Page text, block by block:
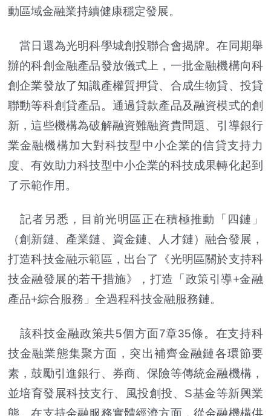
動區域金融業持續健康穩定發展。
當日還為光明科學城創投聯合會揭牌。在同期舉
辦的科創金融產品發放儀式上，一批金融機構向科
創企業發放了知識產權質押貸、合成生物貸、投貸
聯動等科創貸產品。通過貸款產品及融資模式的創
新，這些機構為破解融資難融資貴問題、引導銀行
業金融機構加大對科技型中小企業的信貸支持力
度、有效助力科技型中小企業的科技成果轉化起到
了示範作用。
記者另悉，目前光明區正在積極推動「四鏈」
（創新鏈、產業鏈、資金鏈、人才鏈）融合發展，
打造科技金融示範區，出台了《光明區關於支持科
技金融發展的若干措施》，打造「政策引導+金融
產品+綜合服務」全過程科技金融服務鏈。
該科技金融政策共5個方面7章35條。在支持科
技金融業態集聚方面，突出補齊金融鏈各環節要
素，鼓勵引進銀行、券商、保險等傳統金融機構，
並培育發展科技支行、風投創投、S基金等新興業
態。在支持金融服務實體經濟方面，從金融機構供